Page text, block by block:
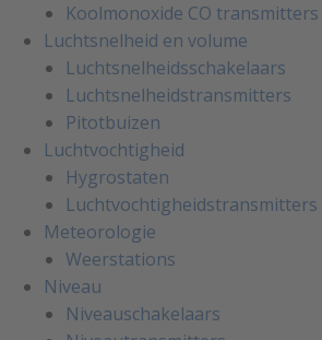
Koolmonoxide CO transmitters
Luchtsnelheid en volume
Luchtsnelheidsschakelaars
Luchtsnelheidstransmitters
Pitotbuizen
Luchtvochtigheid
Hygrostaten
Luchtvochtigheidstransmitters
Meteorologie
Weerstations
Niveau
Niveauschakelaars